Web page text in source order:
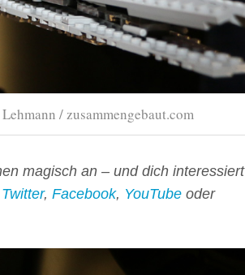
/ zusammengebaut.com
magisch an – und dich interessiert
Twitter, Facebook, YouTube oder